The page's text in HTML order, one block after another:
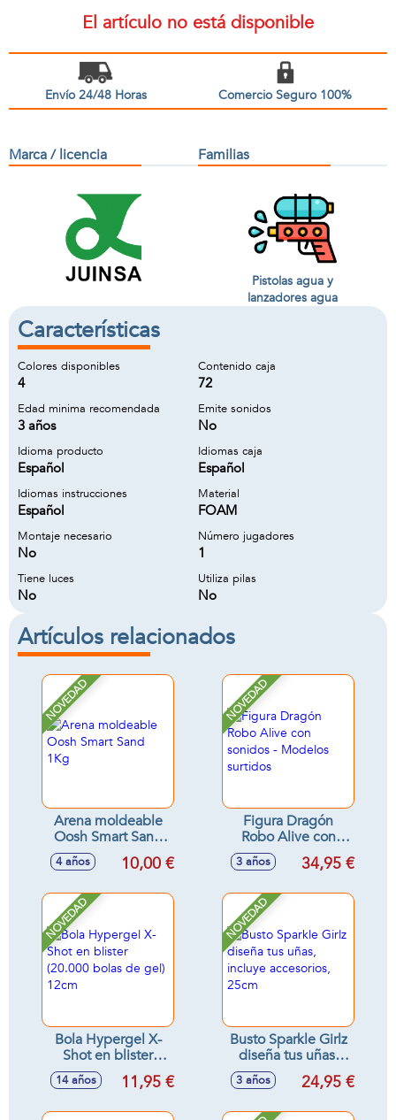
El artículo no está disponible
Envío 24/48 Horas Comercio Seguro 100%
Marca / licencia Familias
Pistolas agua y
lanzadores agua
Características
Colores disponibles
4
Contenido caja
72
Edad minima recomendada
3 años
Emite sonidos
No
Idioma producto
Español
Idiomas caja
Español
Idiomas instrucciones
Español
Material
FOAM
Montaje necesario
No
Número jugadores
1
Tiene luces
No
Utiliza pilas
No
Artículos relacionados
NOVEDAD
Arena moldeable
Oosh Smart Sand
1Kg
4 años 10,00 €
NOVEDAD
Figura Dragón
Robo Alive con
sonidos - Modelos
surtidos
3 años 34,95 €
NOVEDAD
Bola Hypergel X-
Shot en blister
(20.000 bolas de
gel) 12cm
14 años 11,95 €
NOVEDAD
Busto Sparkle Girlz
diseña tus uñas,
incluye accesorios,
25cm
3 años 24,95 €